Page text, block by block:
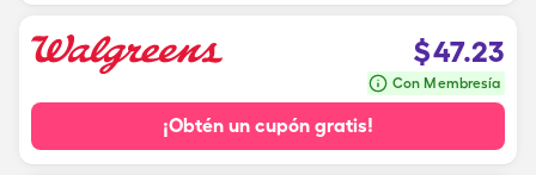
$47.23
Con Membresía
¡Obtén un cupón gratis!